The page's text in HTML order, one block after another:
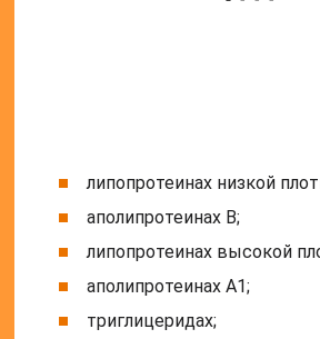
специфические диагностические
конечностей назначают пробы и
выявления степени сужения
дуплексное сканирование сосудов